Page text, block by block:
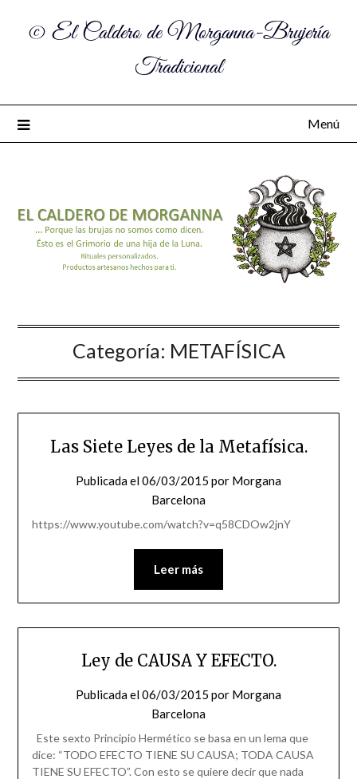
© El Caldero de Morganna-Brujería
Tradicional
Menú
Categoría: METAFÍSICA
Las Siete Leyes de la Metafísica.
Publicada el06/03/2015 por Morgana
Barcelona
https://www.youtube.com/watch?v=q58CDOw2jnY
Leer más
Ley de CAUSA Y EFECTO.
Publicada el06/03/2015 por Morgana
Barcelona
Este sexto Principio Hermético se basa en un lema que
dice: “TODO EFECTO TIENE SU CAUSA; TODA CAUSA
TIENE SU EFECTO”. Con esto se quiere decir que nada